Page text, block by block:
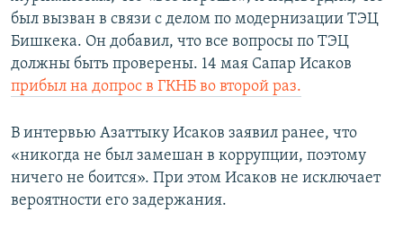
был вызван в связи с делом по модернизации ТЭЦ
Бишкека. Он добавил, что все вопросы по ТЭЦ
должны быть проверены. 14 мая Сапар Исаков
прибыл на допрос в ГКНБ во второй раз.
В интервью Азаттыку Исаков заявил ранее, что
«никогда не был замешан в коррупции, поэтому
ничего не боится». При этом Исаков не исключает
вероятности его задержания.